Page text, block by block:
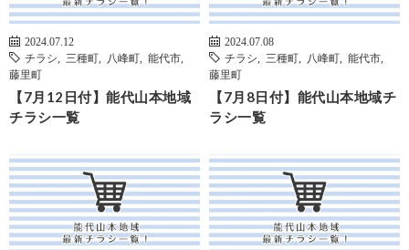
2024.07.12
チラシ
三種町 八峰町 能代市
藤里町
【7月12日付】能代山本地域
チラシ一覧
2024.07.08
チラシ
三種町 八峰町 能代市
藤里町
【7月8日付】能代山本地域チ
ラシ一覧